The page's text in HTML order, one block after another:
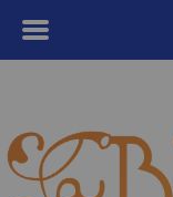
TOOTEGRUPID